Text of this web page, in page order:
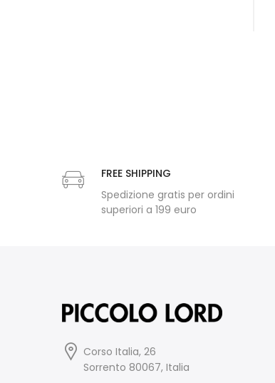
FREE SHIPPING
Spedizione gratis per ordini
superiori a 199 euro
Corso Italia, 26
Sorrento 80067, Italia